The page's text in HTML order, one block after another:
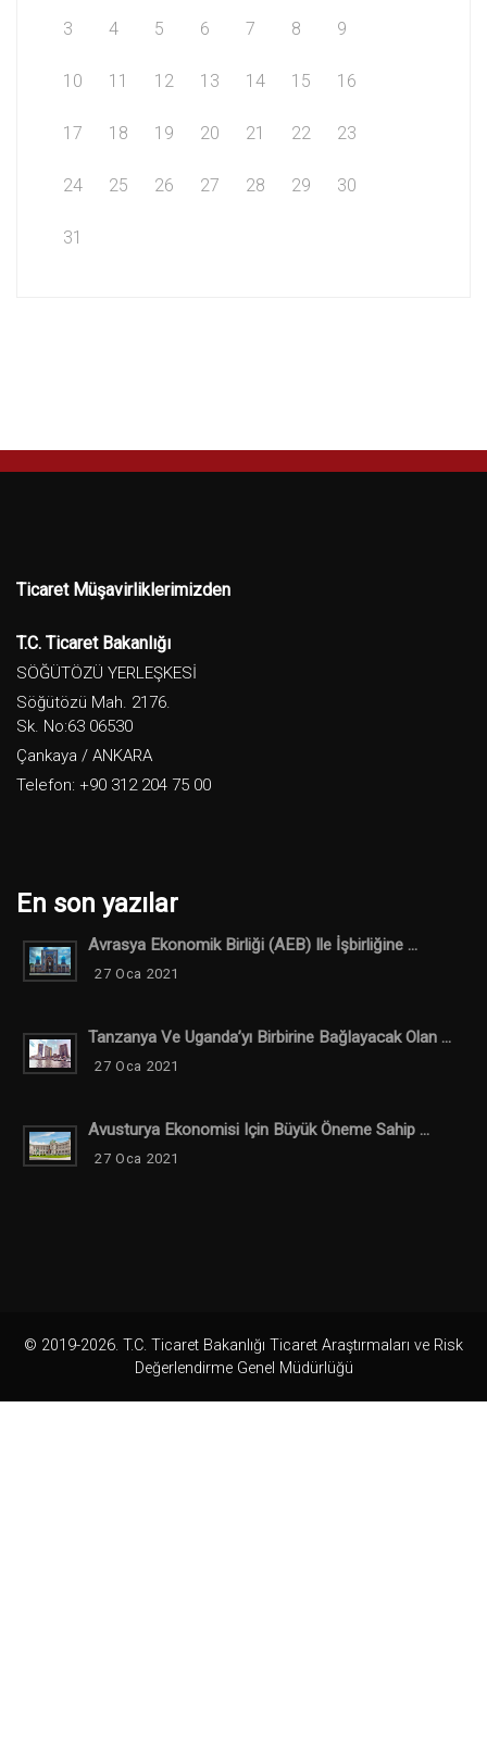
3 4 5 6 7 8 9
10 11 12 13 14 15 16
17 18 19 20 21 22 23
24 25 26 27 28 29 30
31
Ticaret Müşavirliklerimizden
T.C. Ticaret Bakanlığı
SÖĞÜTÖZÜ YERLEŞKESİ
Söğütözü Mah. 2176.
Sk. No:63 06530
Çankaya / ANKARA
Telefon: +90 312 204 75 00
En son yazılar
Avrasya Ekonomik Birliği (AEB) Ile İşbirliğine ...
27 Oca 2021
Tanzanya Ve Uganda’yı Birbirine Bağlayacak Olan ...
27 Oca 2021
Avusturya Ekonomisi Için Büyük Öneme Sahip ...
27 Oca 2021
© 2019-2026. T.C. Ticaret Bakanlığı Ticaret Araştırmaları ve Risk
Değerlendirme Genel Müdürlüğü